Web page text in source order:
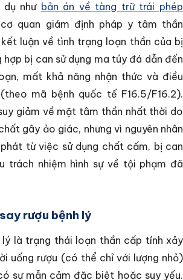
dụ như bản án về tàng trữ trái phép
quan giám định pháp y tâm thần
luận về tình trạng loạn thần của bị
hợp bị can sử dụng ma túy đá dẫn đến
mất khả năng nhận thức và điều
mã bệnh quốc tế F16.5/F16.2).
giảm về mặt tâm thần nhất thời do
gây ảo giác, nhưng vì nguyên nhân
từ việc sử dụng chất cấm, bị can
trách nhiệm hình sự về tội phạm đã
rượu bệnh lý
lý là trạng thái loạn thần cấp tính xảy
uống rượu (có thể chỉ với lượng nhỏ)
sự mẫn cảm đặc biệt hoặc suy yếu.